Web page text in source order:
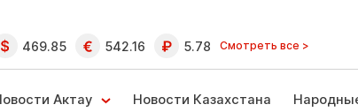
469.85 542.16 5.78 Смотреть все >
Актау Новости Казахстана